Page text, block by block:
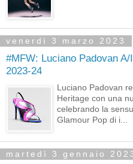
venerdì 3 marzo 2023
#MFW: Luciano Padovan A/I
2023-24
Luciano Padovan
Heritage con una
celebrando la
Glamour Pop di i...
martedì 3 gennaio